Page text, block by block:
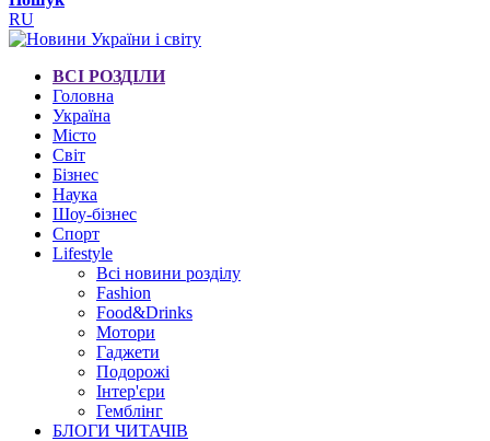
RU
ВСІ РОЗДІЛИ
Головна
Україна
Місто
Світ
Бізнес
Наука
Шоу-бізнес
Спорт
Lifestyle
Всі новини розділу
Fashion
Food&Drinks
Мотори
Гаджети
Подорожі
Інтер'єри
Гемблінг
БЛОГИ ЧИТАЧІВ